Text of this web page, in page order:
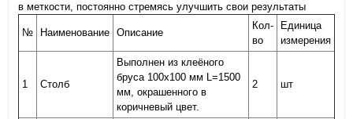
в меткости, постоянно стремясь улучшить свои результаты
№ Наименование Описание
Кол-
во
Единица
измерения
1 Столб
Выполнен из клеёного
бруса 100х100 мм L=1500
мм, окрашенного в
коричневый цвет.
2 шт